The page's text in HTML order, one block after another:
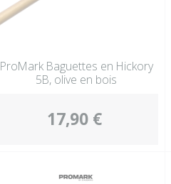
ProMark Baguettes en Hickory
5B, olive en bois
17,90 €